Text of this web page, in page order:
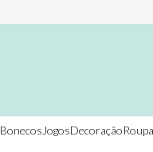
Bonecos JogosDecoração